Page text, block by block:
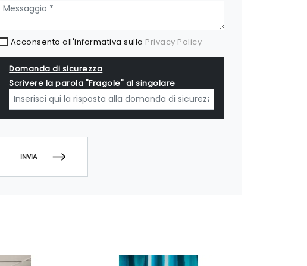
Acconsento all'informativa sulla Privacy Policy
Domanda di sicurezza
Scrivere la parola "Fragole" al singolare
INVIA